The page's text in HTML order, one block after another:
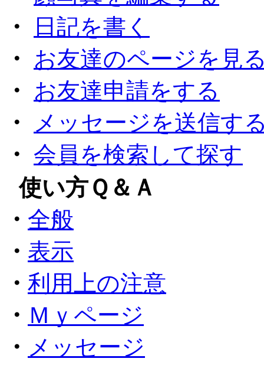
・
日記を書く
・
お友達のページを見
・
お友達申請をする
・
メッセージを送信す
・ 会員を検索して探す
●使い方Ｑ＆Ａ
・ 全般
・ 表示
・ 利用上の注意
・ Ｍｙページ
・ メッセージ